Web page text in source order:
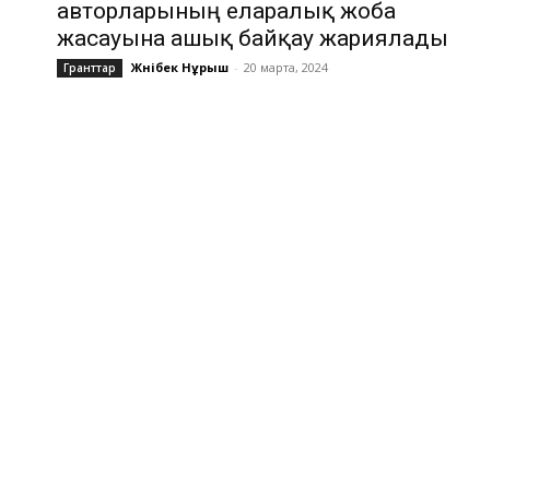
авторларының еларалық жоба
жасауына ашық байқау жариялады
Гранттар Жәнібек Нұрыш - 20 марта, 2024